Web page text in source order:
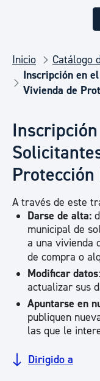
Inicio
Catálogo
Inscripción en
Vivienda de
Protección
A través de este
Darse de alta:
municipal de
a una vivienda
de compra o
Modificar datos
actualizar sus
Apuntarse en
publiquen
las que le
Dirigido a